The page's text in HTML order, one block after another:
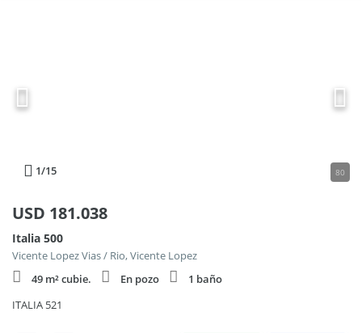
1/15 80
USD 181.038
Italia 500
Vicente Lopez Vias / Rio, Vicente Lopez
49 m² cubie.
En pozo
1 baño
ITALIA 521